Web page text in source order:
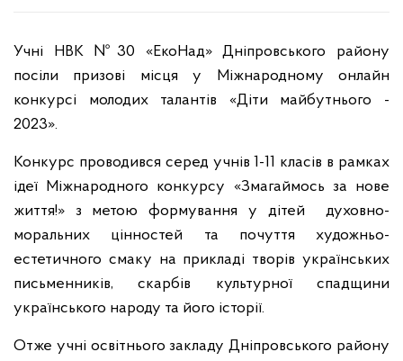
Учні НВК №30 «ЕкоНад» Дніпровського району
посіли призові місця у Міжнародному онлайн
конкурсі молодих талантів «Діти майбутнього -
2023».
Конкурс проводився серед учнів 1-11 класів в рамках
ідеї Міжнародного конкурсу «Змагаймось за нове
життя!» з метою формування у дітей духовно-
моральних цінностей та почуття художньо-
естетичного смаку на прикладі творів українських
письменників, скарбів культурної спадщини
українського народу та його історії.
Отже учні освітнього закладу Дніпровського району